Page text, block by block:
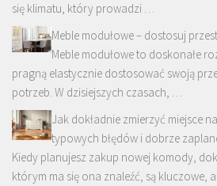
się klimatu, który prowadzi …
Meble modułowe – dostosuj
Meble modułowe to doskonałe
pragną elastycznie dostosować swoją
potrzeb. W dzisiejszych czasach, …
Jak dokładnie zmierzyć miejsce
typowych błędów i dobrze
Kiedy planujesz zakup nowej komody,
którym ma się ona znaleźć, są kluczowe,